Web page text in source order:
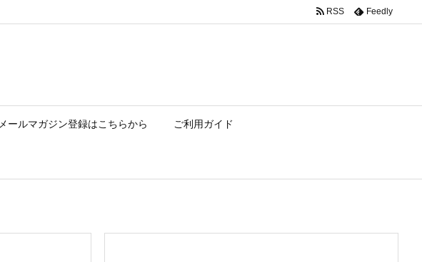
メールマガジン登録はこちらから ご利用ガイド
RSS Feedly